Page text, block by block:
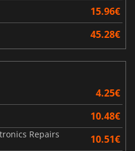
15.96€
45.28€
4.25€
10.48€
Repairs 10.51€